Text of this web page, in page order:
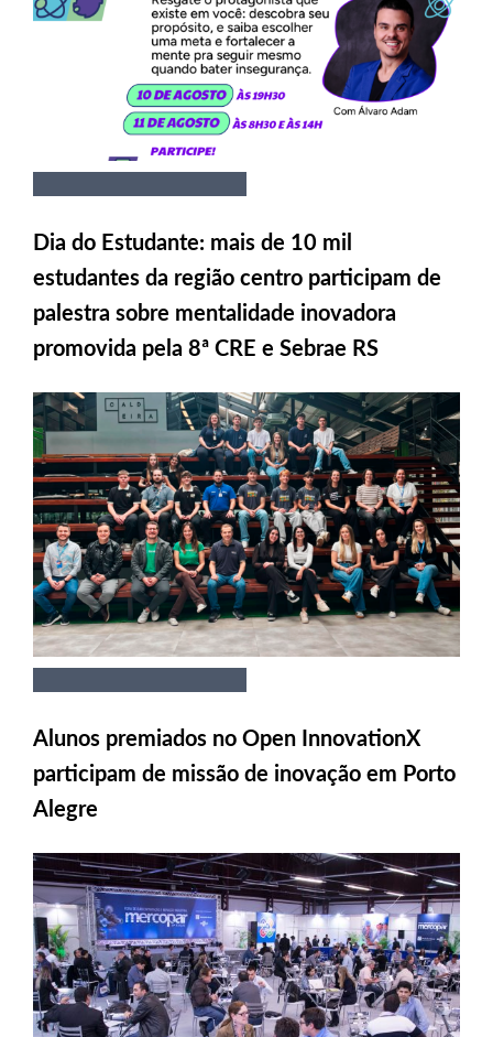
Dia do Estudante: mais de 10 mil
estudantes da região centro participam de
palestra sobre mentalidade inovadora
promovida pela 8ª CRE e Sebrae RS
Alunos premiados no Open InnovationX
participam de missão de inovação em Porto
Alegre